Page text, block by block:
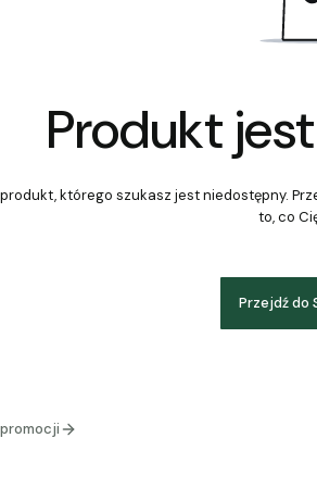
Produkt
którego szukasz jest niedostępny.
to, co
Przejdź do